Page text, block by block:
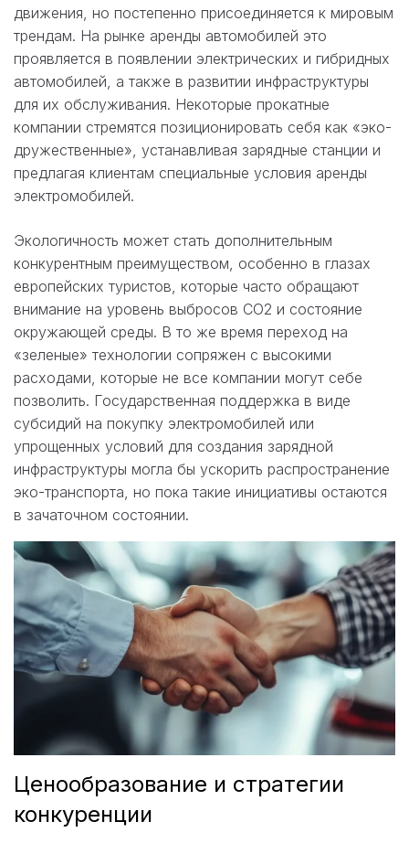
движения, но постепенно присоединяется к мировым
трендам. На рынке аренды автомобилей это
проявляется в появлении электрических и гибридных
автомобилей, а также в развитии инфраструктуры
для их обслуживания. Некоторые прокатные
компании стремятся позиционировать себя как «эко-
дружественные», устанавливая зарядные станции и
предлагая клиентам специальные условия аренды
электромобилей.
Экологичность может стать дополнительным
конкурентным преимуществом, особенно в глазах
европейских туристов, которые часто обращают
внимание на уровень выбросов CO2 и состояние
окружающей среды. В то же время переход на
«зеленые» технологии сопряжен с высокими
расходами, которые не все компании могут себе
позволить. Государственная поддержка в виде
субсидий на покупку электромобилей или
упрощенных условий для создания зарядной
инфраструктуры могла бы ускорить распространение
эко-транспорта, но пока такие инициативы остаются
в зачаточном состоянии.
Ценообразование и стратегии
конкуренции